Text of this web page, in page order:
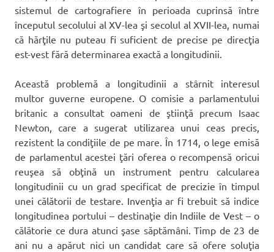
sistemul de cartografiere în perioada cuprinsă între
începutul secolului al XV-lea şi secolul al XVII-lea, numai
că hărţile nu puteau fi suficient de precise pe direcţia
est-vest fără determinarea exactă a longitudinii.
Această problemă a longitudinii a stârnit interesul
multor guverne europene. O comisie a parlamentului
britanic a consultat oameni de ştiinţă precum Isaac
Newton, care a sugerat utilizarea unui ceas precis,
rezistent la condiţiile de pe mare. În 1714, o lege emisă
de parlamentul acestei ţări oferea o recompensă oricui
reuşea să obţină un instrument pentru calcularea
longitudinii cu un grad specificat de precizie în timpul
unei călătorii de testare. Invenţia ar fi trebuit să indice
longitudinea portului – destinaţie din Indiile de Vest – o
călătorie ce dura atunci şase săptămâni. Timp de 23 de
ani nu a apărut nici un candidat care să ofere soluţia